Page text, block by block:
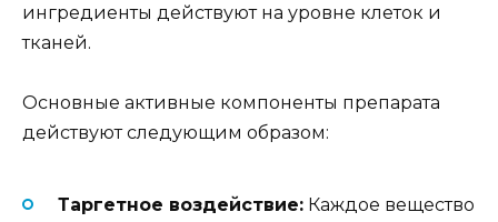
ингредиенты действуют на уровне клеток и
тканей.
Основные активные компоненты препарата
действуют следующим образом:
Таргетное воздействие: Каждое вещество